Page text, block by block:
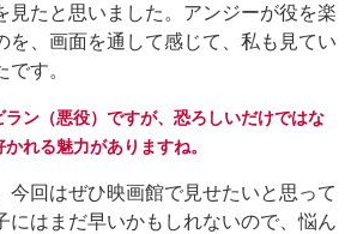
見たと思いました。アンジーが役を楽
を、画面を通して感じて、私も見てい
す。
ラン（悪役）ですが、恐ろしいだけではな
れる魅力がありますね。
回はぜひ映画館で見せたいと思って
にはまだ早いかもしれないので、悩ん